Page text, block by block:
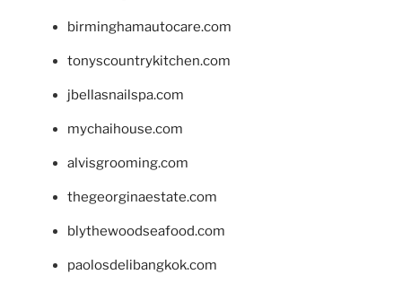
birminghamautocare.com
tonyscountrykitchen.com
jbellasnailspa.com
mychaihouse.com
alvisgrooming.com
thegeorginaestate.com
blythewoodseafood.com
paolosdelibangkok.com